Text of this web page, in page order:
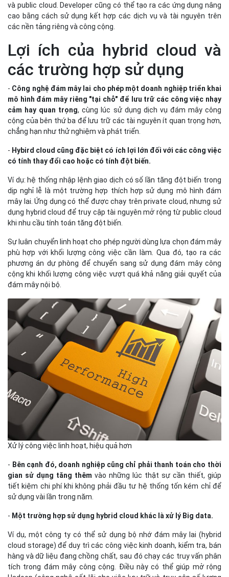
và public cloud. Developer cũng có thể tạo ra các ứng dụng nâng
cao bằng cách sử dụng kết hợp các dịch vụ và tài nguyên trên
các nền tảng riêng và công cộng.
Lợi ích của hybrid cloud và
các trường hợp sử dụng
- Công nghệ đám mây lai cho phép một doanh nghiệp triển khai
mô hình đám mây riêng "tại chỗ" để lưu trữ các công việc nhạy
cảm hay quan trọng, cùng lúc sử dụng dịch vụ đám mây công
cộng của bên thứ ba để lưu trữ các tài nguyên ít quan trọng hơn,
chẳng hạn như thử nghiệm và phát triển.
- Hybird cloud cũng đặc biệt có ích lợi lớn đối với các công việc
có tính thay đổi cao hoặc có tính đột biến.
Ví dụ: hệ thống nhập lệnh giao dịch có số lần tăng đột biến trong
dịp nghỉ lễ là một trường hợp thích hợp sử dụng mô hình đám
mây lai. Ứng dụng có thể được chạy trên private cloud, nhưng sử
dụng hybrid cloud để truy cập tài nguyên mở rộng từ public cloud
khi nhu cầu tính toán tăng đột biến.
Sự luân chuyển linh hoạt cho phép người dùng lựa chọn đám mây
phù hợp với khối lượng công việc cần làm .Qua đó, tạo ra các
phương án dự phòng để chuyển sang sử dụng đám mây công
cộng khi khối lượng công việc vượt quá khả năng giải quyết của
đám mây nội bộ.
Xử lý công việc linh hoạt, hiệu quả hơn
- Bên cạnh đó, doanh nghiệp cũng chỉ phải thanh toán cho thời
gian sử dụng tăng thêm vào những lúc thật sự cần thiết, giúp
tiết kiệm chi phí khi không phải đầu tư hệ thống tốn kém chỉ để
sử dụng vài lần trong năm.
- Một trường hợp sử dụng hybrid cloud khác là xử lý Big data.
Ví dụ, một công ty có thể sử dụng bộ nhớ đám mây lai (hybrid
cloud storage) để duy trì các công việc kinh doanh, kiểm tra, bán
hàng và dữ liệu đang chồng chất, sau đó chạy các truy vấn phân
tích trong đám mây công cộng. Điều này có thể giúp mở rộng